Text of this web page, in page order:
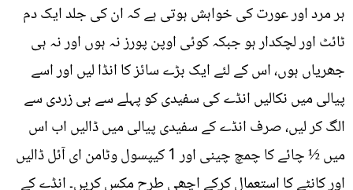
ہر مرد اور عورت کی خواہش ہوتی ہے کہ ان کی جلد ایک دم
ٹائٹ اور لچکدار ہو جبکہ کوئی اوپن پورز نہ ہوں اور نہ ہی
جھریاں ہوں، اس کے لئے ایک بڑے سائز کا انڈا لیں اور اسے
پیالی میں نکالیں انڈے کی سفیدی کو پہلے سے ہی زردی سے
الگ کر لیں، صرف انڈے کے سفیدی پیالی میں ڈالیں اب اس
میں ½ چائے کا چمچ چینی اور 1 کیپسول وٹامن ای آئل ڈالیں
اور کانٹے کا استعمال کرکے اچھی طرح مکس کریں۔ انڈے کے